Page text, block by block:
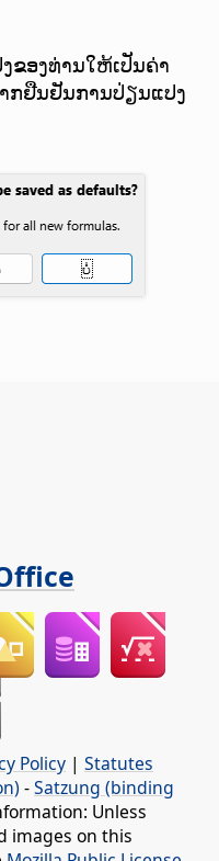
ຂອງທ່ານໃຫ້ເປັນຄ່າ
ກຢືນຢັນການປ່ຽນແປງ
Policy | Statutes
-Satzung (binding
Unless
images on this